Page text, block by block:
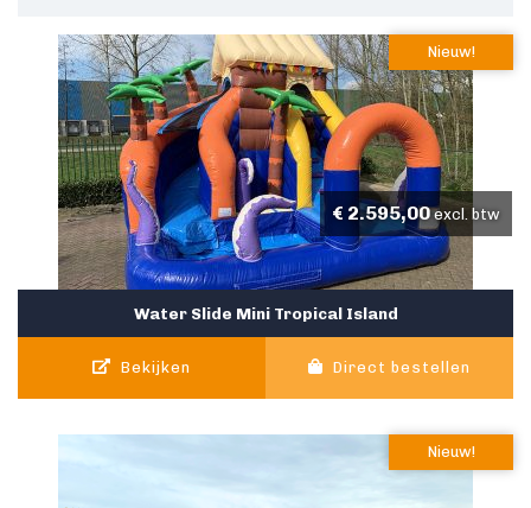
Nieuw!
Water Slide Mini Tropical Island
€ 2.595,00 excl. btw
Bekijken Direct bestellen
Nieuw!